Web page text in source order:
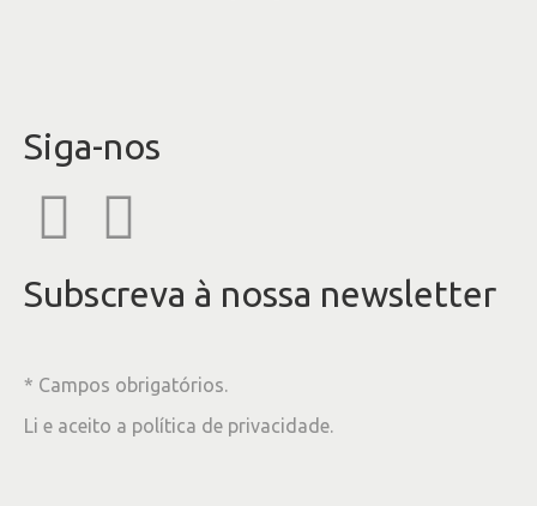
Siga-nos
Subscreva à nossa newsletter
* Campos obrigatórios.
Li e aceito a política de privacidade.